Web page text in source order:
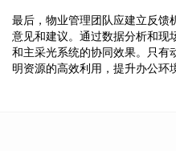
最后，物业管理团队应建立反馈
意见和建议。通过数据分析和现
和主采光系统的协同效果。只有
明资源的高效利用，提升办公环